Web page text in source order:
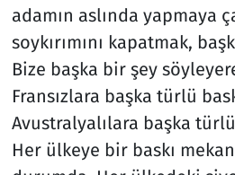
adamın aslında yapmaya
soykırımını kapatmak,
Bize başka bir şey
Fransızlara başka türlü
Avustralyalılara başka türlü
Her ülkeye bir baskı